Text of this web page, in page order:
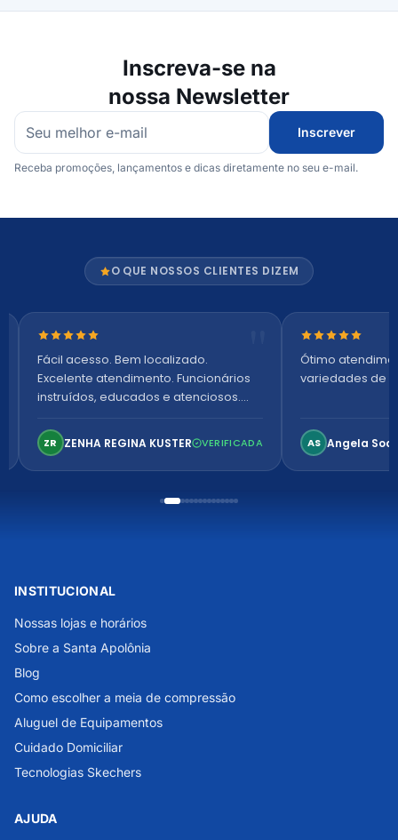
Inscreva-se na
nossa Newsletter
Inscrever
Receba promoções, lançamentos e dicas diretamente no seu e-mail.
O QUE NOSSOS CLIENTES DIZEM
Nota 5 de 5 estrelas
Fácil acesso. Bem localizado.
Excelente atendimento. Funcionários
instruídos, educados e atenciosos.
confortável. Perfeito!
ZR ZENHA REGINA KUSTER VERIFICADA
Nota 5 de 5
Ótimo
variedades de
AS Angela
INSTITUCIONAL
Nossas lojas e horários
Sobre a Santa Apolônia
Blog
Como escolher a meia de compressão
Aluguel de Equipamentos
Cuidado Domiciliar
Tecnologias Skechers
AJUDA